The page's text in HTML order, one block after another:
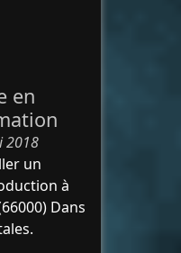
en
2018
un
à
Dans